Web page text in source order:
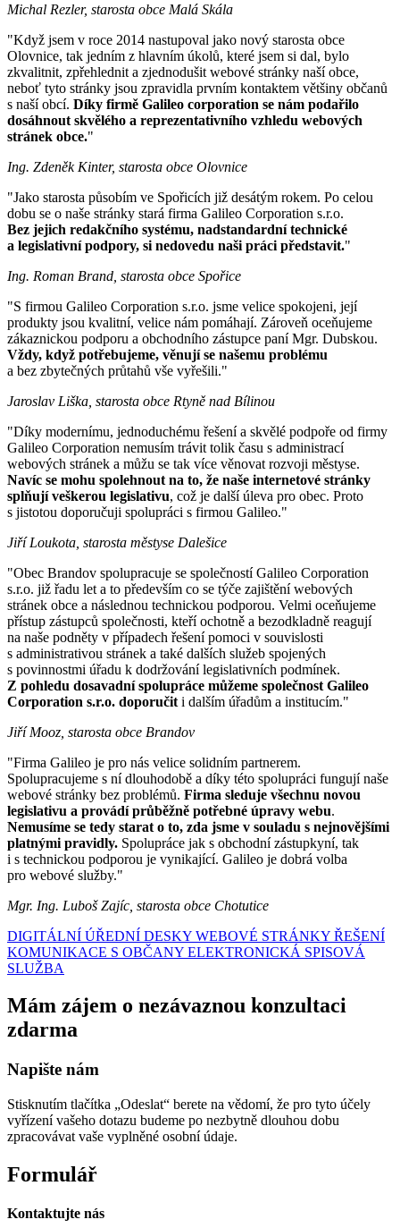
Michal Rezler, starosta obce Malá Skála
"Když jsem v roce 2014 nastupoval jako nový starosta obce
Olovnice, tak jedním z hlavním úkolů, které jsem si dal, bylo
zkvalitnit, zpřehlednit a zjednodušit webové stránky naší obce,
neboť tyto stránky jsou zpravidla prvním kontaktem většiny občanů
s naší obcí. Díky firmě Galileo corporation se nám podařilo
dosáhnout skvělého a reprezentativního vzhledu webových
stránek obce."
Ing. Zdeněk Kinter, starosta obce Olovnice
"Jako starosta působím ve Spořicích již desátým rokem. Po celou
dobu se o naše stránky stará firma Galileo Corporation s.r.o.
Bez jejich redakčního systému, nadstandardní technické
a legislativní podpory, si nedovedu naši práci představit."
Ing. Roman Brand, starosta obce Spořice
"S firmou Galileo Corporation s.r.o. jsme velice spokojeni, její
produkty jsou kvalitní, velice nám pomáhají. Zároveň oceňujeme
zákaznickou podporu a obchodního zástupce paní Mgr. Dubskou.
Vždy, když potřebujeme, věnují se našemu problému
a bez zbytečných průtahů vše vyřešili."
Jaroslav Liška, starosta obce Rtyně nad Bílinou
"Díky modernímu, jednoduchému řešení a skvělé podpoře od firmy
Galileo Corporation nemusím trávit tolik času s administrací
webových stránek a můžu se tak více věnovat rozvoji městyse.
Navíc se mohu spolehnout na to, že naše internetové stránky
splňují veškerou legislativu, což je další úleva pro obec. Proto
s jistotou doporučuji spolupráci s firmou Galileo."
Jiří Loukota, starosta městyse Dalešice
"Obec Brandov spolupracuje se společností Galileo Corporation
s.r.o. již řadu let a to především co se týče zajištění webových
stránek obce a následnou technickou podporou. Velmi oceňujeme
přístup zástupců společnosti, kteří ochotně a bezodkladně reagují
na naše podněty v případech řešení pomoci v souvislosti
s administrativou stránek a také dalších služeb spojených
s povinnostmi úřadu k dodržování legislativních podmínek.
Z pohledu dosavadní spolupráce můžeme společnost Galileo
Corporation s.r.o. doporučit i dalším úřadům a institucím."
Jiří Mooz, starosta obce Brandov
"Firma Galileo je pro nás velice solidním partnerem.
Spolupracujeme s ní dlouhodobě a díky této spolupráci fungují naše
webové stránky bez problémů. Firma sleduje všechnu novou
legislativu a provádí průběžně potřebné úpravy webu.
Nemusíme se tedy starat o to, zda jsme v souladu s nejnovějšími
platnými pravidly. Spolupráce jak s obchodní zástupkyní, tak
i s technickou podporou je vynikající. Galileo je dobrá volba
pro webové služby."
Mgr. Ing. Luboš Zajíc, starosta obce Chotutice
DIGITÁLNÍ ÚŘEDNÍ DESKY WEBOVÉ STRÁNKY ŘEŠENÍ
KOMUNIKACE S OBČANY ELEKTRONICKÁ SPISOVÁ
SLUŽBA
Mám zájem o nezávaznou konzultaci
zdarma
Napište nám
Stisknutím tlačítka „Odeslat“ berete na vědomí, že pro tyto účely
vyřízení vašeho dotazu budeme po nezbytně dlouhou dobu
zpracovávat vaše vyplněné osobní údaje.
Formulář
Kontaktujte nás